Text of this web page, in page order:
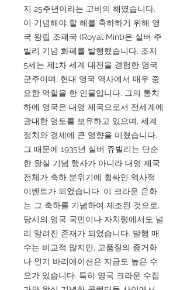
지 25주년이라는 고비의 해였습니다.
이 기념해야 할 해를 축하하기 위해 영
국 왕립 조폐국 (Royal Mint)은 실버 주
빌리 기념 화폐를 발행했습니다. 조지
5세는 제1차 세계 대전을 경험한 영국
군주이며, 현대 영국 역사에서 매우 중
요한 역할을 한 인물입니다. 그의 통치
하에 영국은 대영 제국으로서 전세계에
광대한 영토를 보유하고 있으며, 세계
정치와 경제에 큰 영향을 미쳤습니다.
그 때문에 1935년 실버 쥬빌리는 단순
한 왕실 기념 행사가 아니라 대영 제국
전체가 축하 분위기에 휩싸인 역사적
이벤트가 되었습니다. 이 크라운 은화
는 그 축하를 기념하여 제조된 것으로,
당시의 영국 국민이나 자치령에서도 널
리 알려진 존재가 되었습니다. 발행 매
수는 비교적 많지만, 고품질의 증거화
나 인기 바리에이션은 지금도 높은 수
요가 있습니다. 특히 영국 크라운 수집